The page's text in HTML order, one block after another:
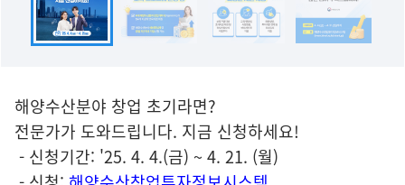
해양수산분야 창업 초기라면?
전문가가 도와드립니다. 지금 신청하세요!
- 신청기간: '25. 4. 4.(금) ~ 4. 21. (월)